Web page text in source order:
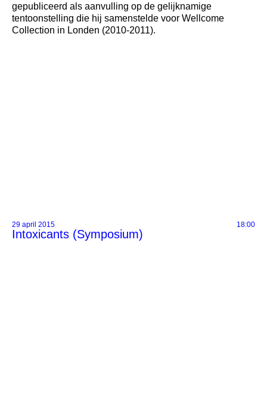
gepubliceerd als aanvulling op de gelijknamige
tentoonstelling die hij samenstelde voor Wellcome
Collection in Londen (2010-2011).
29 april 2015 18:00
Intoxicants (Symposium)